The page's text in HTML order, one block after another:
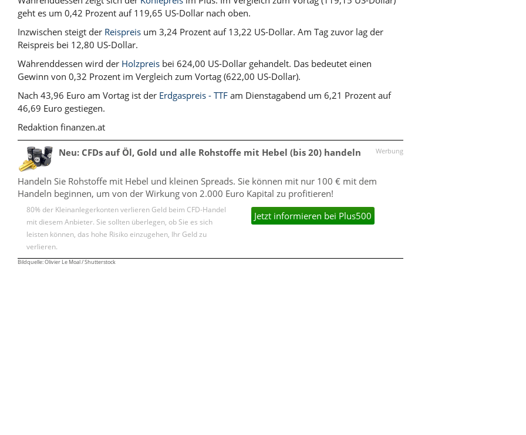
geht es um 0,42 Prozent auf 119,65 US-Dollar nach oben.
Inzwischen steigt der Reispreis um 3,24 Prozent auf 13,22 US-Dollar. Am Tag zuvor lag der
Reispreis bei 12,80 US-Dollar.
Währenddessen wird der Holzpreis bei 624,00 US-Dollar gehandelt. Das bedeutet einen
Gewinn von 0,32 Prozent im Vergleich zum Vortag (622,00 US-Dollar).
Nach 43,96 Euro am Vortag ist der Erdgaspreis - TTF am Dienstagabend um 6,21 Prozent auf
46,69 Euro gestiegen.
Redaktion finanzen.at
Neu: CFDs auf Öl, Gold und alle Rohstoffe mit Hebel (bis 20) handeln Werbung
Handeln Sie Rohstoffe mit Hebel und kleinen Spreads. Sie können mit nur 100 € mit dem
Handeln beginnen, um von der Wirkung von 2.000 Euro Kapital zu profitieren!
Jetzt informieren bei Plus500
80% der Kleinanlegerkonten verlieren Geld beim CFD-Handel
mit diesem Anbieter. Sie sollten überlegen, ob Sie es sich
leisten können, das hohe Risiko einzugehen, Ihr Geld zu
verlieren.
Bildquelle: Olivier Le Moal / Shutterstock